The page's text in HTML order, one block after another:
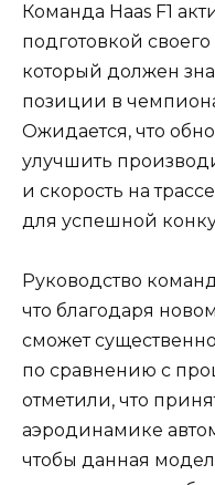
Команда Haas F1
подготовкой
который должен
позиции в
Ожидается, что
улучшить
и скорость на
для успешной
Руководство
что благодаря
сможет
по сравнению с
отметили, что
аэродинамике
чтобы данная